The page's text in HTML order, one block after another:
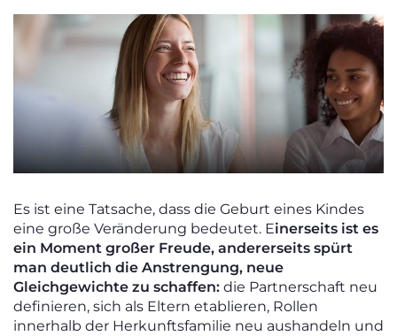
Es ist eine Tatsache, dass die Geburt eines Kindes
eine große Veränderung bedeutet. Einerseits ist es
ein Moment großer Freude, andererseits spürt
man deutlich die Anstrengung, neue
Gleichgewichte zu schaffen: die Partnerschaft neu
definieren, sich als Eltern etablieren, Rollen
innerhalb der Herkunftsfamilie neu aushandeln und